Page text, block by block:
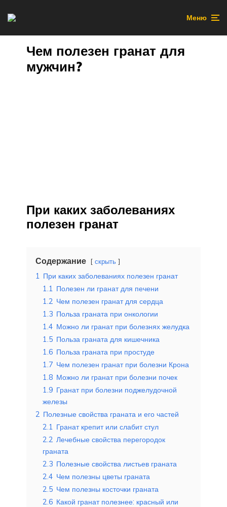
Меню
Чем полезен гранат для
мужчин?
При каких заболеваниях
полезен гранат
Содержание скрыть
1 При каких заболеваниях полезен гранат
1.1 Полезен ли гранат для печени
1.2 Чем полезен гранат для сердца
1.3 Польза граната при онкологии
1.4 Можно ли гранат при болезнях желудка
1.5 Польза граната для кишечника
1.6 Польза граната при простуде
1.7 Чем полезен гранат при болезни Крона
1.8 Можно ли гранат при болезни почек
1.9 Гранат при болезни поджелудочной
железы
2 Полезные свойства граната и его частей
2.1 Гранат крепит или слабит стул
2.2 Лечебные свойства перегородок
граната
2.3 Полезные свойства листьев граната
2.4 Чем полезны цветы граната
2.5 Чем полезны косточки граната
2.6 Какой гранат полезнее: красный или